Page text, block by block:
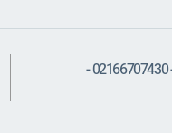
شماره تماس : 09126998846 - 02166707430 -